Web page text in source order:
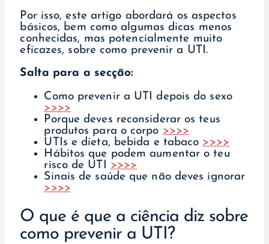
Por isso, este artigo abordará os aspectos
básicos, bem como algumas dicas menos
conhecidas, mas potencialmente muito
eficazes, sobre como prevenir a UTI.
Salta para a secção:
Como prevenir a UTI depois do sexo
>>>>
Porque deves reconsiderar os teus
produtos para o corpo >>>>
UTIs e dieta, bebida e tabaco >>>>
Hábitos que podem aumentar o teu
risco de UTI >>>>
Sinais de saúde que não deves ignorar
>>>>
O que é que a ciência diz sobre
como prevenir a UTI?